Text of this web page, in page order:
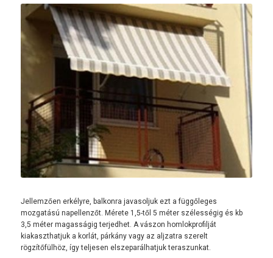
Jellemzően erkélyre, balkonra javasoljuk ezt a függőleges
mozgatású napellenzőt. Mérete 1,5-től 5 méter szélességig és kb
3,5 méter magasságig terjedhet. A vászon homlokprofilját
kiakaszthatjuk a korlát, párkány vagy az aljzatra szerelt
rögzítőfülhöz, így teljesen elszeparálhatjuk teraszunkat.